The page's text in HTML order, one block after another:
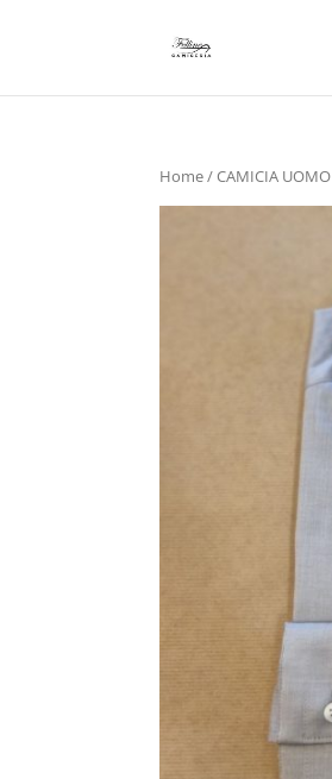
Home/CAMICIA UOMO